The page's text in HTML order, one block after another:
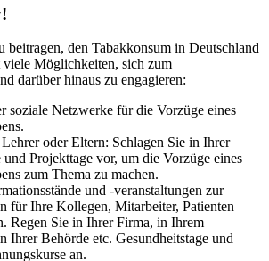
beitragen, den Tabakkonsum in Deutschland
Möglichkeiten, sich zum
darüber hinaus zu engagieren:
soziale Netzwerke für die Vorzüge eines
oder Eltern: Schlagen Sie in Ihrer
und Projekttage vor, um die Vorzüge eines
zum Thema zu machen.
und -veranstaltungen zur
für Ihre Kollegen, Mitarbeiter, Patienten
Regen Sie in Ihrer Firma, in Ihrem
Ihrer Behörde etc. Gesundheitstage und
an.